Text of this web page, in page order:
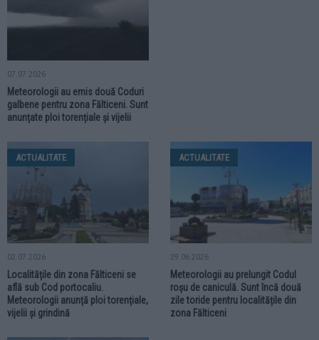
07.07.2026
Meteorologii au emis două Coduri
galbene pentru zona Fălticeni. Sunt
anunțate ploi torențiale și vijelii
ACTUALITATE
02.07.2026
Localitățile din zona Fălticeni se
află sub Cod portocaliu.
Meteorologii anunță ploi torențiale,
vijelii și grindină
ACTUALITATE
29.06.2026
Meteorologii au prelungit Codul
roșu de caniculă. Sunt încă două
zile toride pentru localitățile din
zona Fălticeni